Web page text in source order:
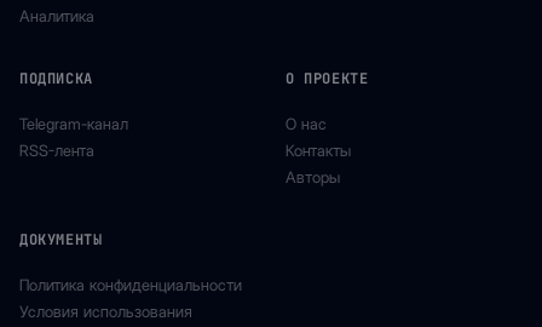
Аналитика
ПОДПИСКА
Telegram-канал
RSS-лента
О ПРОЕКТЕ
О нас
Контакты
Авторы
ДОКУМЕНТЫ
Политика конфиденциальности
Условия использования